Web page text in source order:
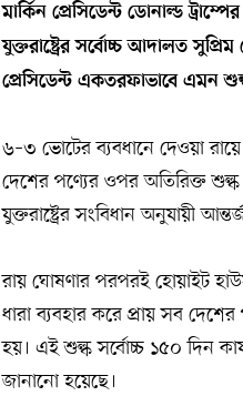
মার্কিন প্রেসিডেন্ট ডোনাল্ড
যুক্তরাষ্ট্রের সর্বোচ্চ আদালত
প্রেসিডেন্ট একতরফাভাবে এমন
৬–৩ ভোটের ব্যবধানে দেওয়া
দেশের পণ্যের ওপর অতিরিক্ত
যুক্তরাষ্ট্রের সংবিধান অনুযায়ী
রায় ঘোষণার পরপরই হোয়াইট
ধারা ব্যবহার করে প্রায় সব
হয়। এই শুল্ক সর্বোচ্চ ১৫০ দিন
জানানো হয়েছে।